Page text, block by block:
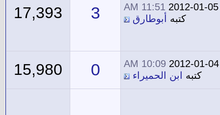
2012-01-05
11:51 AM
كتبه
أبوطارق 3
17,393
2012-01-04
10:09 AM
كتبه
ابن الحميراء 0
15,980